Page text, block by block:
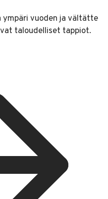
vuoden ja vältätte
taloudelliset tappiot.